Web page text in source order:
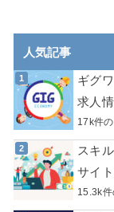
人気記事
ギグ
求人
17k件
スキ
サイ
15.3k件